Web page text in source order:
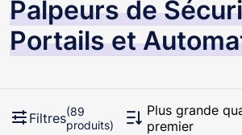
Palpeurs de
Portails et
Filtres(89
produits)
Plus grande
premier